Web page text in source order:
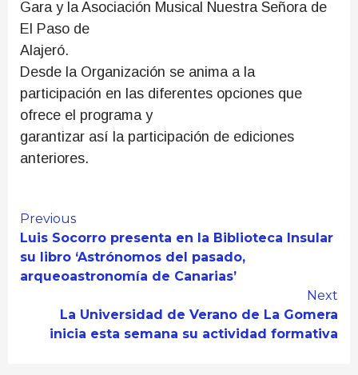
Gara y la Asociación Musical Nuestra Señora de
El Paso de
Alajeró.
Desde la Organización se anima a la
participación en las diferentes opciones que
ofrece el programa y
garantizar así la participación de ediciones
anteriores.
Continue
Reading
Previous
Luis Socorro presenta en la Biblioteca Insular
su libro ‘Astrónomos del pasado,
arqueoastronomía de Canarias’
Next
La Universidad de Verano de La Gomera
inicia esta semana su actividad formativa